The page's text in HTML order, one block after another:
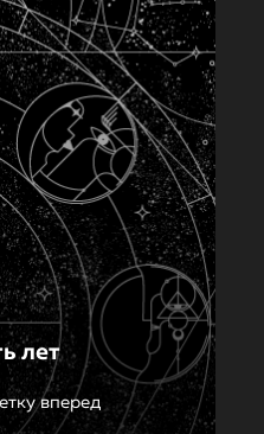
лет
вперед